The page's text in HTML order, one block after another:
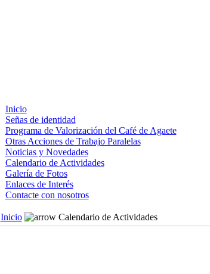
Inicio
Señas de identidad
Programa de Valorización del Café de Agaete
Otras Acciones de Trabajo Paralelas
Noticias y Novedades
Calendario de Actividades
Galería de Fotos
Enlaces de Interés
Contacte con nosotros
Inicio Calendario de Actividades